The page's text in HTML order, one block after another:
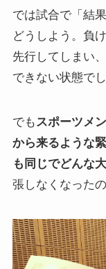
では試合で「結
どうしよう。負
先行してしまい
できない状態でし
でもスポーツメ
から来るような
も同じでどんな
張しなくなった